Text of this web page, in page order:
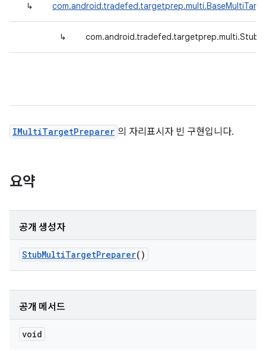
↳
↳
IMultiTargetPreparer 의 자리표시자 빈 구현입니다.
요약
공개 생성자
StubMultiTargetPreparer()
공개 메서드
void